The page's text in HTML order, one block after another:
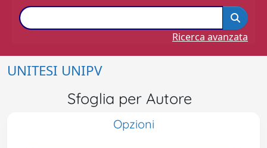
Ricerca avanzata
UNITESI UNIPV
Sfoglia per Autore
Opzioni